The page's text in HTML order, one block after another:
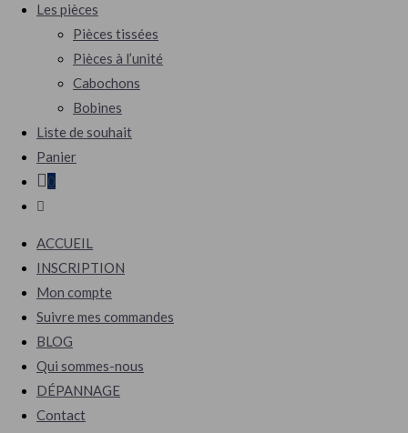
Les pièces
Pièces tissées
Pièces à l’unité
Cabochons
Bobines
Liste de souhait
Panier
0
Toggle
search
ACCUEIL
INSCRIPTION
Mon compte
Suivre mes commandes
BLOG
Qui sommes-nous
DÉPANNAGE
Contact